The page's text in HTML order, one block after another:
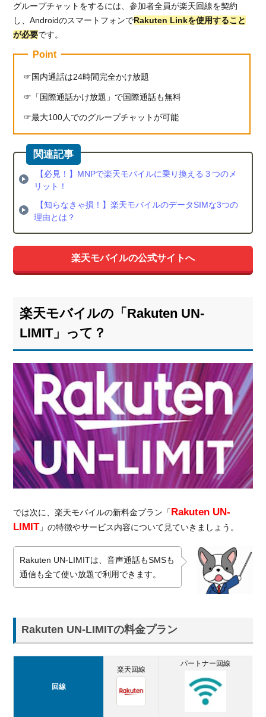
の料
金で
比較
する
かけ
放題
ショ
ンで
比較
する
7.
括：
楽天
プリ
で、
SMS
を無
料で
利用
でき
る！
グループチャットをするには、参加者全員が楽天回線を契約
し、AndroidのスマートフォンでRakuten Linkを使用すること
が必要です。
Point
国内通話は24時間完全かけ放題
「国際通話かけ放題」で国際通話も無料
最大100人でのグループチャットが可能
【必見！】MNPで楽天モバイルに乗り換える３つのメ
リット！
【知らなきゃ損！】楽天モバイルのデータSIMな3つの
理由とは？
楽天モバイルの公式サイトへ
楽天モバイルの「Rakuten UN-
LIMIT」って？
では次に、楽天モバイルの新料金プラン「Rakuten UN-
LIMIT」の特徴やサービス内容について見ていきましょう。
Rakuten UN-LIMITは、音声通話もSMSも
通信も全て使い放題で利用できます。
Rakuten UN-LIMITの料金プラン
回線
楽天回線
パートナー回線